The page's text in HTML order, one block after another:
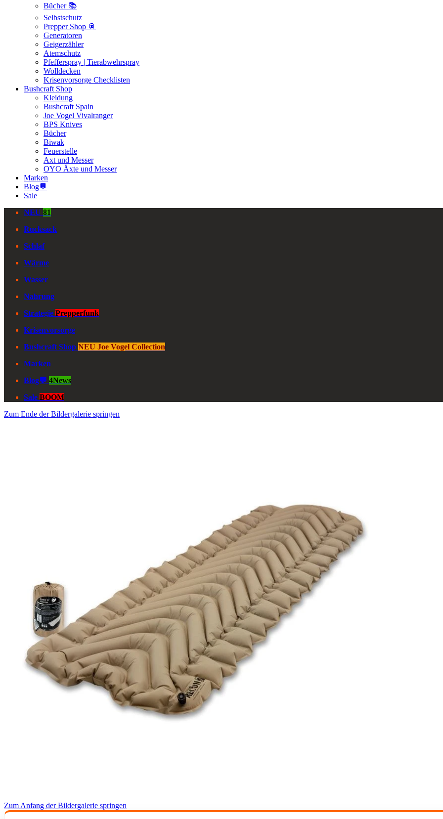
Bücher 📚
Selbstschutz
Prepper Shop 🥫
Generatoren
Geigerzähler
Atemschutz
Pfefferspray | Tierabwehrspray
Wolldecken
Krisenvorsorge Checklisten
Bushcraft Shop
Kleidung
Bushcraft Spain
Joe Vogel Vivalranger
BPS Knives
Bücher
Biwak
Feuerstelle
Axt und Messer
OYO Äxte und Messer
Marken
Blog💬
Sale
NEU 81
Rucksack
Schlaf
Wärme
Wasser
Nahrung
Strategie Prepperfunk
Krisenvorsorge
Bushcraft Shop NEU Joe Vogel Collection
Marken
Blog💬 4News
Sale BOOM
Zum Ende der Bildergalerie springen
Zum Anfang der Bildergalerie springen